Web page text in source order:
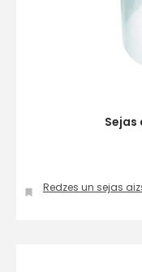
Sejas
Redzes un sejas